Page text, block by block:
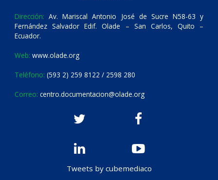
Dirección: Av. Mariscal Antonio José de Sucre N58-63 y
Fernández Salvador Edif. Olade – San Carlos, Quito –
Ecuador.
Web: www.olade.org
Teléfono: (593 2) 259 8122 / 2598 280
Correo: centro.documentacion@olade.org
Tweets by cubemediaco